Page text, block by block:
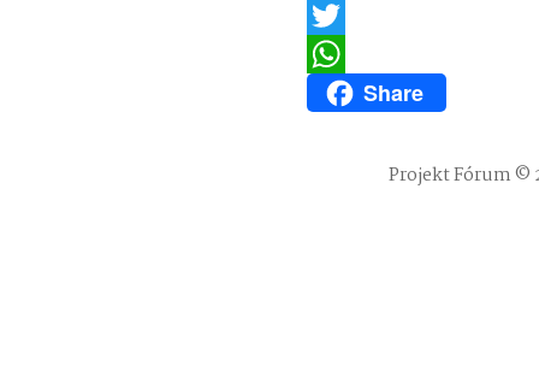
Email
Twitter
WhatsAppShare
Projekt Fórum ©